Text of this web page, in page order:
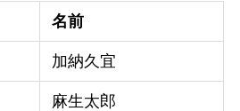
名前
加納久宜
麻生太郎